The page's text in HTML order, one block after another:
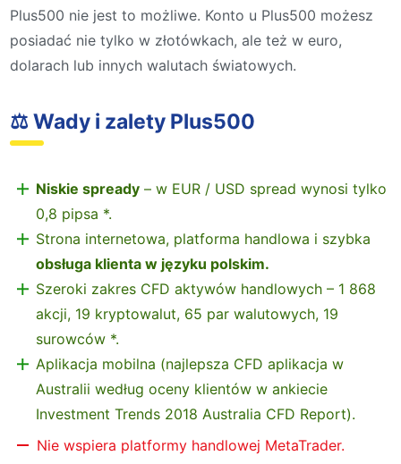
Plus500 nie jest to możliwe. Konto u Plus500 możesz
posiadać nie tylko w złotówkach, ale też w euro,
dolarach lub innych walutach światowych.
⚖️ Wady i zalety Plus500
Niskie spready – w EUR / USD spread wynosi tylko
0,8 pipsa *.
Strona internetowa, platforma handlowa i szybka
obsługa klienta w języku polskim.
Szeroki zakres CFD aktywów handlowych – 1 868
akcji, 19 kryptowalut, 65 par walutowych, 19
surowców *.
Aplikacja mobilna (najlepsza CFD aplikacja w
Australii według oceny klientów w ankiecie
Investment Trends 2018 Australia CFD Report).
Nie wspiera platformy handlowej MetaTrader.